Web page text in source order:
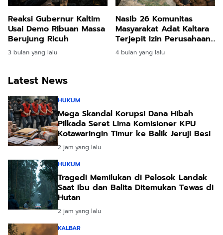
Reaksi Gubernur Kaltim
Usai Demo Ribuan Massa
Berujung Ricuh
3 bulan yang lalu
Nasib 26 Komunitas
Masyarakat Adat Kaltara
Terjepit Izin Perusahaan:
Hanya Satu yang Lolos
Verifikasi Lapangan
4 bulan yang lalu
Latest News
HUKUM
Mega Skandal Korupsi Dana Hibah
Pilkada Seret Lima Komisioner KPU
Kotawaringin Timur ke Balik Jeruji Besi
2 jam yang lalu
HUKUM
Tragedi Memilukan di Pelosok Landak
Saat Ibu dan Balita Ditemukan Tewas di
Hutan
2 jam yang lalu
KALBAR